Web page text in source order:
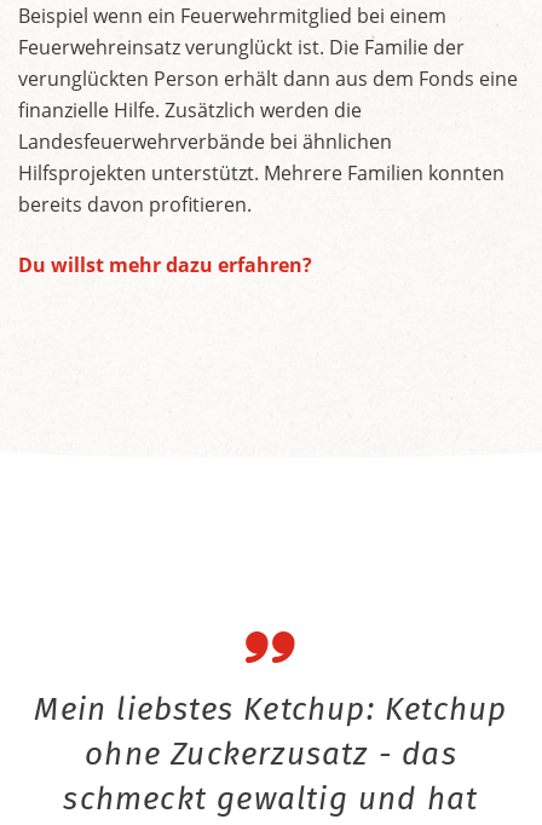
Beispiel wenn ein Feuerwehrmitglied bei einem
Feuerwehreinsatz verunglückt ist. Die Familie der
verunglückten Person erhält dann aus dem Fonds eine
finanzielle Hilfe. Zusätzlich werden die
Landesfeuerwehrverbände bei ähnlichen
Hilfsprojekten unterstützt. Mehrere Familien konnten
bereits davon profitieren.
Du willst mehr dazu erfahren?
Mein liebstes Ketchup: Ketchup
ohne Zuckerzusatz - das
schmeckt gewaltig und hat